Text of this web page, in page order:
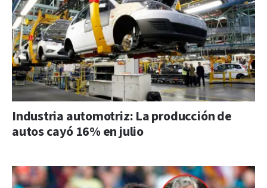
Industria automotriz: La producción de
autos cayó 16% en julio